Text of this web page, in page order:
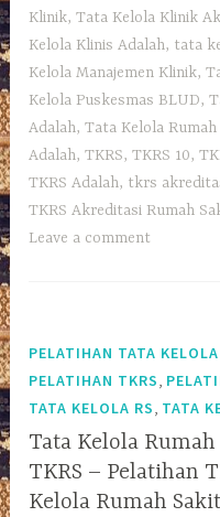
Klinik,Tata Kelola Klinik
Kelola Klinis Adalah, tata
Kelola Manajemen Klinik,
Kelola Puskesmas BLUD,
Adalah,Tata Kelola
Adalah,TKRS,TKRS 10,
TKRS Adalah, tkrs
TKRS Akreditasi Rumah
Leave a comment
PELATIHAN TATA
PELATIHAN TKRS
TATA KELOLA RS TATA
Tata Kelola
TKRS – Pelatihan
Kelola Rumah Sakit